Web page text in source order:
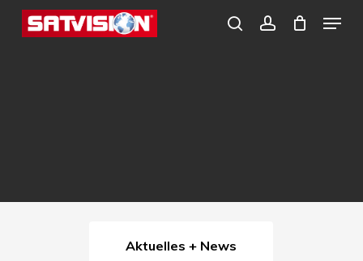
Skip
search
Menu
Aktuelles + News